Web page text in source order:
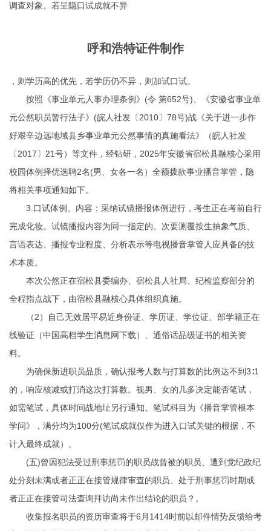
调查对象。若呈隐口试成就不异
呼和浩特证件制作
，则学历高的优先，若学历仍不异，则加试口试。
按照《事业单元人事办理条例》(令 第652号)、《安徽省事业单
元公然职员暂行法子》(皖人社发〔2010〕78号)战《关于进一步作
好艰辛边远地域县乡事业单元公然事情的真施看法》（皖人社发
〔2017〕21号）等文件，经钻研，2025年安徽省宿松县融核心采用
校园体例择优选聘2名(男、女各一名）全额拨款事业播音掌管，隐
将相关事项通知如下。
3.口试体例、内容：采纳试镜播报体例进行，考生正在考前自行
完成化妆。试镜播报内容为同一指定的。次要测覆按生抽象气质、
言语表达、播报专业程度、分析表示等电视播音掌管人应具备的技
术本质。
本次公然正在宿松县委编办、宿松县人社局、纪检监察部分的
全程指点战下，由宿松县融核心具体组织真施。
（2）自己无效居平易近身份证、学历证、学位证、部学籍正在
线验证（中国高档学生消息网下载）、通俗话品级证书的相关资
料。
为确保新进职员品质，确认报考人数与打算数的比例达不到3∶1
的，响应核减或打消这次打算数。视男、女的几多决定能否笔试，
如需笔试，具体时间战地址另行通知。笔试科目为《播音掌管根本
学问》，满分均为100分(笔试成就仅作为进入口试关键的根据，不
计入最终成就）。
(五)曾因犯法受过刑事惩罚的职员战曾被的职员、遭到党纪政纪
处分刻未满或者正正在接管规律审查的职员、处于刑事惩罚时期或
者正正在接管司法查询拜访尚未作出结论的职员？。
收集报名职员的资历审查将于6月1414时前以邮件情势反馈给考